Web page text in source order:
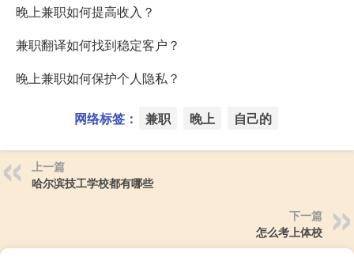
晚上兼职如何提高收入？
兼职翻译如何找到稳定客户？
晚上兼职如何保护个人隐私？
网络标签： 兼职 晚上 自己的
上一篇
哈尔滨技工学校都有哪些
下一篇
怎么考上体校